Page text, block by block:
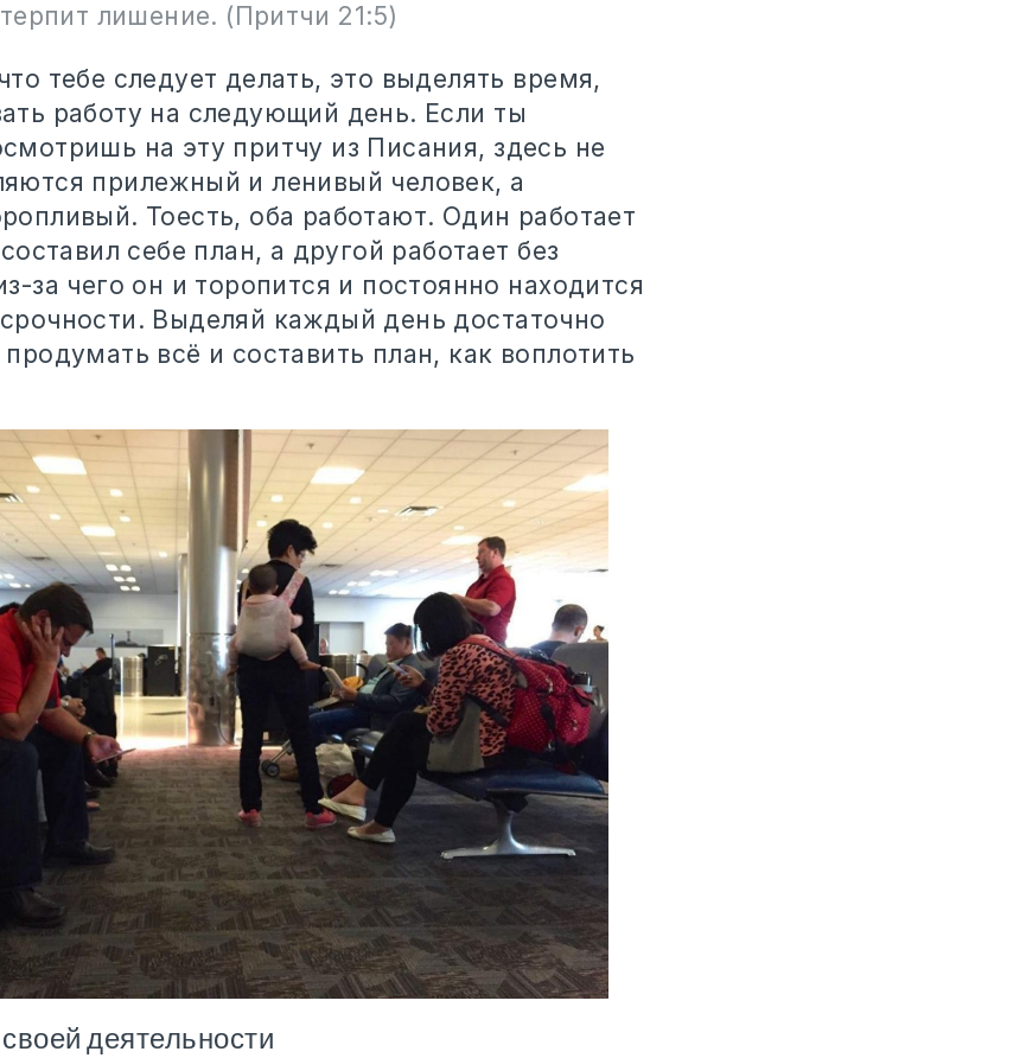
лишение. (Притчи 21:5)
тебе следует делать, это выделять время,
работу на следующий день. Если ты
на эту притчу из Писания, здесь не
прилежный и ленивый человек, а
Тоесть, оба работают. Один работает
себе план, а другой работает без
за чего он и торопится и постоянно находится
Выделяй каждый день достаточно
всё и составить план, как воплотить
деятельности